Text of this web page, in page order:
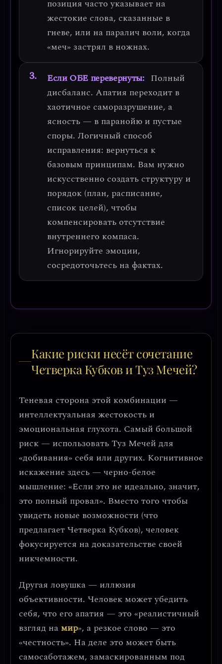
позиция часто указывает на
жестокие слова, сказанные в
гневе, или на паралич воли, когда
«меч» застрял в ножнах.
Если ОБЕ перевернуты: Полный
дисбаланс. Апатия переходит в
хаотичное саморазрушение, а
ясность — в паранойю и пустые
споры. Логичный способ
исправления: вернуться к
базовым принципам. Вам нужно
искусственно создать структуру и
порядок (план, расписание,
список целей), чтобы
компенсировать отсутствие
внутреннего компаса.
Игнорируйте эмоции,
сосредоточьтесь на фактах.
Какие риски несёт сочетание
Четверка Кубков и Туз Мечей?
Теневая сторона этой комбинации —
интеллектуальная жестокость и
эмоциональная глухота. Самый большой
риск — использовать Туз Мечей для
«добивания» себя или других. Когнитивное
искажение здесь — черно-белое
мышление: «Если это не идеально, значит,
это полный провал». Вместо того чтобы
увидеть новые возможности (что
предлагает Четверка Кубков), человек
фокусируется на доказательстве своей
никчемности.
Другая ловушка — иллюзия
объективности. Человек может убедить
себя, что его апатия — это «реалистичный
взгляд намир», а резкое слово — это
«честность». На деле это может быть
самосаботажем, замаскированным под